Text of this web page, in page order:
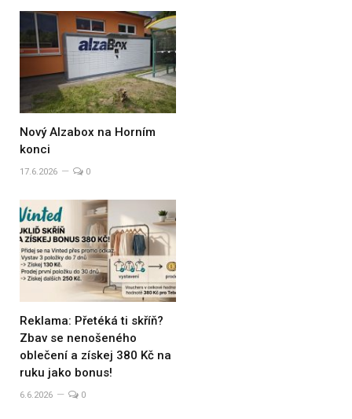
Nový Alzabox na Horním
konci
17.6.2026 0
Reklama: Přetéká ti skříň?
Zbav se nenošeného
oblečení a získej 380 Kč na
ruku jako bonus!
6.6.2026 0